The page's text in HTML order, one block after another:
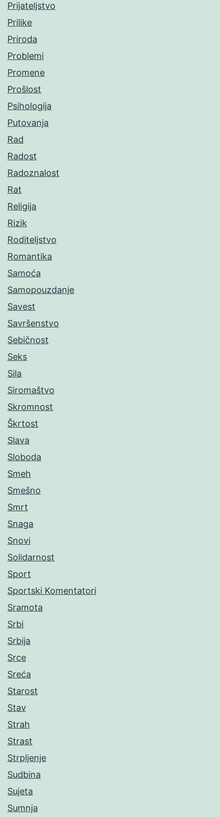
Prijateljstvo
Prilike
Priroda
Problemi
Promene
Prošlost
Psihologija
Putovanja
Rad
Radost
Radoznalost
Rat
Religija
Rizik
Roditeljstvo
Romantika
Samoća
Samopouzdanje
Savest
Savršenstvo
Sebičnost
Seks
Sila
Siromaštvo
Skromnost
Škrtost
Slava
Sloboda
Smeh
Smešno
Smrt
Snaga
Snovi
Solidarnost
Sport
Sportski Komentatori
Sramota
Srbi
Srbija
Srce
Sreća
Starost
Stav
Strah
Strast
Strpljenje
Sudbina
Sujeta
Sumnja